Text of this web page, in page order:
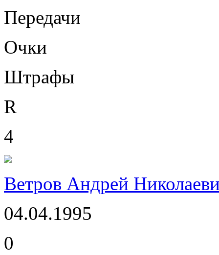
Передачи
Очки
Штрафы
R
4
Ветров Андрей
04.04.1995
0